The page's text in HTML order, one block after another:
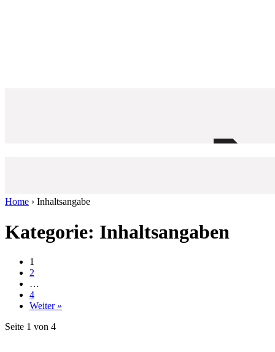
Home › Inhaltsangabe
Kategorie: Inhaltsangaben
1
2
…
4
Weiter »
Seite 1 von 4